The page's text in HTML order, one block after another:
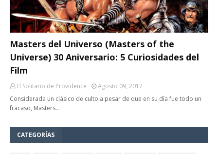
Masters del Universo (Masters of the
Universe) 30 Aniversario: 5 Curiosidades del
Film
El Solitario de Providence
Agosto 09, 2017
Considerada un clásico de culto a pesar de que en su día fue todo un
fracaso, Masters…
CATEGORÍAS